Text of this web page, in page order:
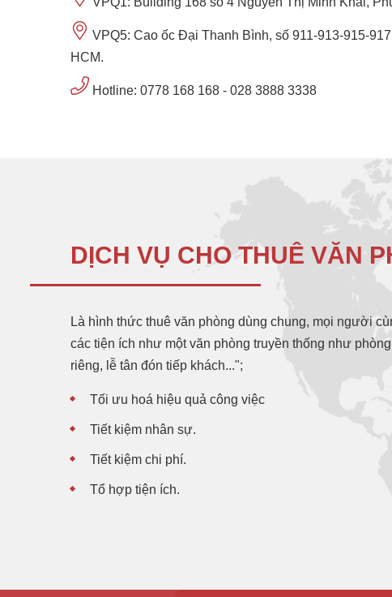
VPQ5: Cao ốc Đại Thanh Bình, số 911-913-915-
HCM.
Hotline: 0778 168 168 - 028 3888 3338
DỊCH VỤ CHO THUÊ VĂN
Là hình thức thuê văn phòng dùng chung, mọi người
các tiện ích như một văn phòng truyền thống như
riêng, lễ tân đón tiếp khách...";
Tối ưu hoá hiệu quả công việc
Tiết kiệm nhân sự.
Tiết kiệm chi phí.
Tổ hợp tiện ích.